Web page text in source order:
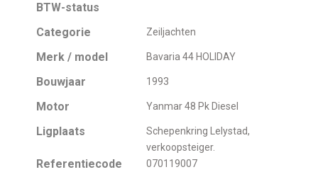
BTW-status
Categorie
Zeiljachten
Merk / model Bavaria 44 HOLIDAY
Bouwjaar 1993
Motor Yanmar 48 Pk Diesel
Ligplaats
Schepenkring Lelystad,
verkoopsteiger.
Referentiecode 070119007